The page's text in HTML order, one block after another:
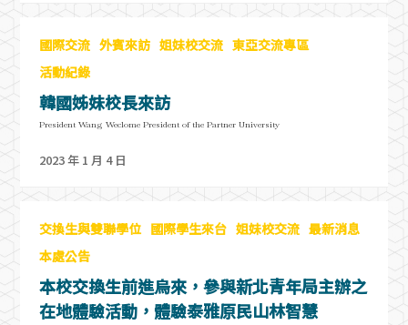
國際交流 外賓來訪 姐妹校交流 東亞交流專區
活動紀錄
韓國姊妹校長來訪
President Wang Weclome President of the Partner University
2023 年 1 月 4 日
交換生與雙聯學位 國際學生來台 姐妹校交流 最新消息
本處公告
本校交換生前進烏來，參與新北青年局主辦之
在地體驗活動，體驗泰雅原民山林智慧